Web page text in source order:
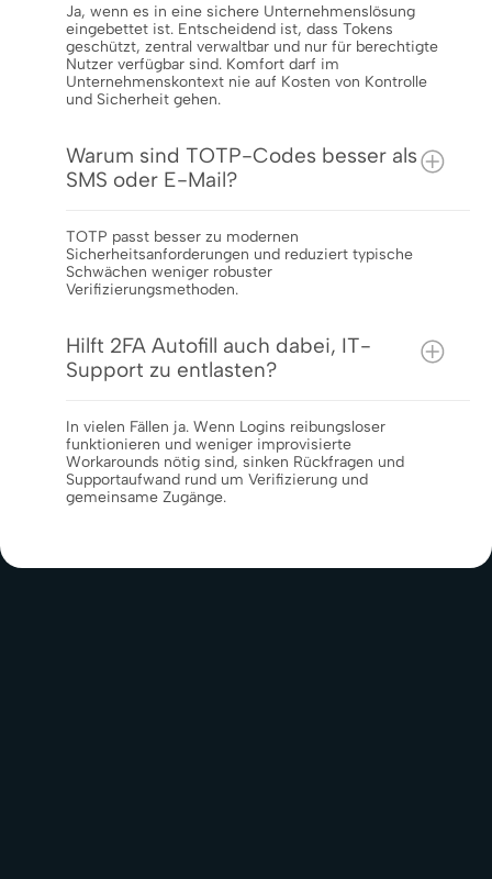
Ja, wenn es in eine sichere Unternehmenslösung
eingebettet ist. Entscheidend ist, dass Tokens
geschützt, zentral verwaltbar und nur für berechtigte
Nutzer verfügbar sind. Komfort darf im
Unternehmenskontext nie auf Kosten von Kontrolle
und Sicherheit gehen.
Warum sind TOTP-Codes besser als
SMS oder E-Mail?
TOTP passt besser zu modernen
Sicherheitsanforderungen und reduziert typische
Schwächen weniger robuster
Verifizierungsmethoden.
Hilft 2FA Autofill auch dabei, IT-
Support zu entlasten?
In vielen Fällen ja. Wenn Logins reibungsloser
funktionieren und weniger improvisierte
Workarounds nötig sind, sinken Rückfragen und
Supportaufwand rund um Verifizierung und
gemeinsame Zugänge.